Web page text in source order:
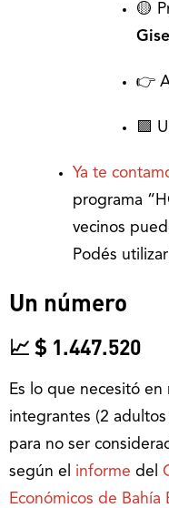
🟡
👉
🟪
Ya te
programa
vecinos
Podés
Un número
📈 $ 1.447.520
Es lo que necesitó
integrantes (2
para no ser
según el informe del
Económicos de Bahía